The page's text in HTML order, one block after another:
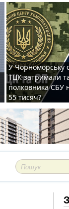
У Чорноморську
ТЦК затримали
полковника СБУ
55 тисяч?